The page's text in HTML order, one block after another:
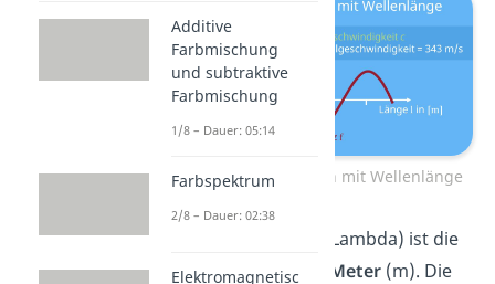
Frequenz berechnen mit Wellenlänge
(Lambda) ist die
Länge der Welle in
Meter (m). Die
Additive
Farbmischung
und subtraktive
Farbmischung
1/8 – Dauer: 05:14
Farbspektrum
2/8 – Dauer: 02:38
Elektromagnetisc